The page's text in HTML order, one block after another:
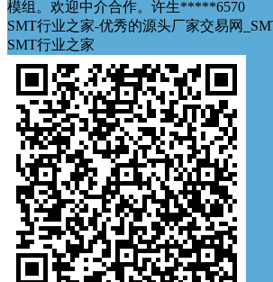
模组。欢迎中介合作。许生*****6570
SMT行业之家-优秀的源头厂家交易网
SMT行业之家